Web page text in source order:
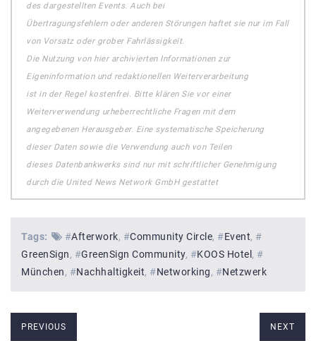
des dargestellten Events. Auch bei
Übertragungsfehlern oder anderen Störungen haftet sie nur im Fall
von Vorsatz oder grober Fahrlässigkeit.
Die Nutzung von hier archivierten Informationen zur
Eigeninformation und redaktionellen Weiterverarbeitung
ist in der Regel kostenfrei. Bitte klären Sie vor einer
Weiterverwendung urheberrechtliche Fragen mit dem
angegebenen Herausgeber. Eine systematische Speicherung
dieser Daten sowie die Verwendung auch von Teilen
dieses Datenbankwerks sind nur mit schriftlicher Genehmigung
durch die United News Network GmbH gestattet
Tags: #Afterwork #Community Circle #Event #
GreenSign
#GreenSign Community #KOOS Hotel
#
München
#Nachhaltigkeit #Networking #Netzwerk
PREVIOUS NEXT